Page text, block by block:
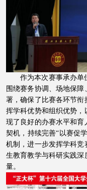
作为本次赛事承办单
围绕赛务协调、场地保
署，确保了比赛各环节
挥学科优势和组织优势，
现了良好的办赛水平和育
契机，持续完善“以赛促
机制，进一步发挥学科
生教育教学与科研实践
量。